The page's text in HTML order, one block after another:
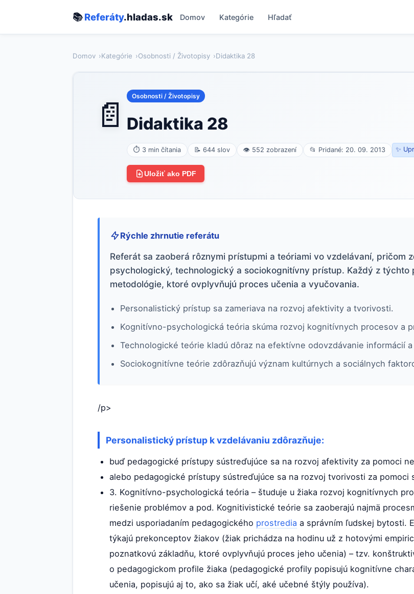
📚Referáty.hladas.sk Domov Kategórie Hľadať
Domov Kategórie Osobnosti / Životopisy Didaktika 28
📄 Osobnosti / Životopisy
Didaktika 28
⏱ 3 min čítania 📝 644 slov 👁 552 zobrazení 📂 Pridané: 20. 09. 2013 ✨
Uložiť ako PDF
Rýchle zhrnutie referátu
Referát sa zaoberá rôznymi prístupmi a teóriami vo vzdelávaní, pričom
psychologický, technologický a sociokognitívny prístup. Každý z
metodológie, ktoré ovplyvňujú proces učenia a vyučovania.
Personalistický prístup sa zameriava na rozvoj afektivity a tvorivosti.
Kognitívno-psychologická teória skúma rozvoj kognitívnych procesov a
Technologické teórie kladú dôraz na efektívne odovzdávanie informácií
Sociokognitívne teórie zdôrazňujú význam kultúrnych a sociálnych
/p>
Personalistický prístup k vzdelávaniu zdôrazňuje:
buď pedagogické prístupy sústreďujúce sa na rozvoj afektivity za pomoci
alebo pedagogické prístupy sústreďujúce sa na rozvoj tvorivosti za pomoci
3. Kognitívno-psychologická teória – študuje u žiaka rozvoj kognitívnych
riešenie problémov a pod. Kognitivistické teórie sa zaoberajú najmä
medzi usporiadaním pedagogického prostredia a správním ľudskej bytosti.
týkajú prekonceptov žiakov (žiak prichádza na hodinu už z hotovými
poznatkovú základňu, ktoré ovplyvňujú proces jeho učenia) – tzv.
o pedagogickom profile žiaka (pedagogické profily popisujú kognitívne
učenia, popisujú aj to, ako sa žiak učí, aké učebné štýly používa).